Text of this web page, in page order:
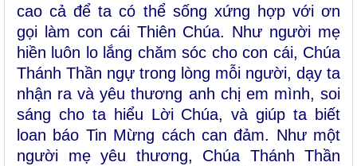
cao cả để ta có thể sống xứng hợp với ơn
gọi làm con cái Thiên Chúa. Như người mẹ
hiền luôn lo lắng chăm sóc cho con cái, Chúa
Thánh Thần ngự trong lòng mỗi người, dạy ta
nhận ra và yêu thương anh chị em mình, soi
sáng cho ta hiểu Lời Chúa, và giúp ta biết
loan báo Tin Mừng cách can đảm. Như một
người mẹ yêu thương, Chúa Thánh Thần